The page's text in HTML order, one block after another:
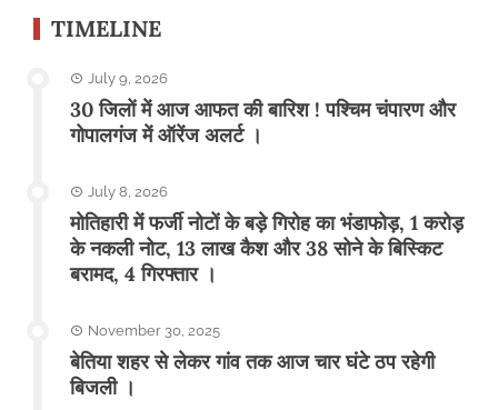
TIMELINE
July 9, 2026
30 जिलों में आज आफत की बारिश ! पश्चिम चंपारण और
गोपालगंज में ऑरेंज अलर्ट ।
July 8, 2026
मोतिहारी में फर्जी नोटों के बड़े गिरोह का भंडाफोड़, 1 करोड़
के नकली नोट, 13 लाख कैश और 38 सोने के बिस्किट
बरामद, 4 गिरफ्तार ।
November 30, 2025
बेतिया शहर से लेकर गांव तक आज चार घंटे ठप रहेगी
बिजली ।